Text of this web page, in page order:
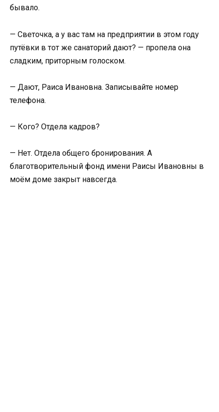
бывало.
— Светочка, а у вас там на предприятии в этом году
путёвки в тот же санаторий дают? — пропела она
сладким, приторным голоском.
— Дают, Раиса Ивановна. Записывайте номер
телефона.
— Кого? Отдела кадров?
— Нет. Отдела общего бронирования. А
благотворительный фонд имени Раисы Ивановны в
моём доме закрыт навсегда.